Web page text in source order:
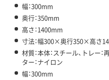
幅：300mm
奥行：350mm
高さ：1400mm
寸法：幅300×奥行350×高さ
材質：本体：スチール、トレー
ター：ナイロン
幅：300mm